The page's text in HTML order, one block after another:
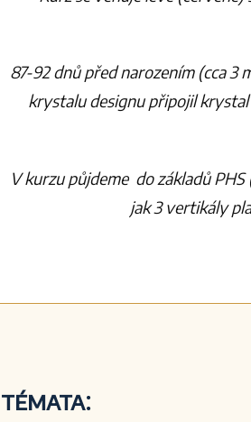
87-92 dnů před narozením (cca 3
krystalu designu připojil
V kurzu půjdeme do základů
jak 3 vertikály